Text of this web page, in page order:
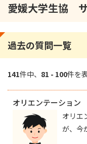
愛媛大学生協
過去の質問⼀覧
141件中、 81 - 100件を
オリエンテーション
オリエ
が、今